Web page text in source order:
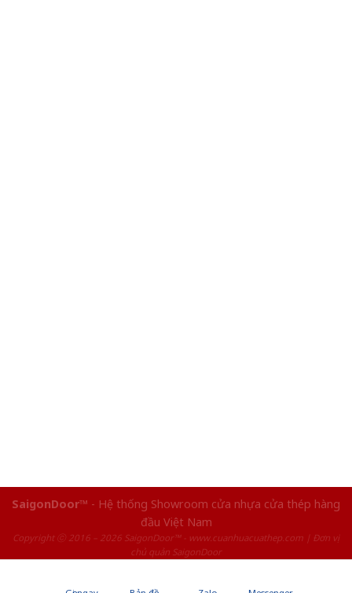
SaigonDoor™ - Hệ thống Showroom cửa nhựa cửa thép hàng
đầu Việt Nam
Copyright ⓒ 2016 – 2026 SaigonDoor™ - www.cuanhuacuathep.com | Đơn vị
chủ quản SaigonDoor